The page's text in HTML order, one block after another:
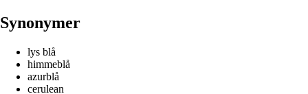
Synonymer
lys blå
himmeblå
azurblå
cerulean